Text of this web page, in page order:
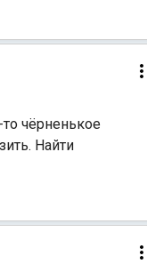
чёрненькое
Найти